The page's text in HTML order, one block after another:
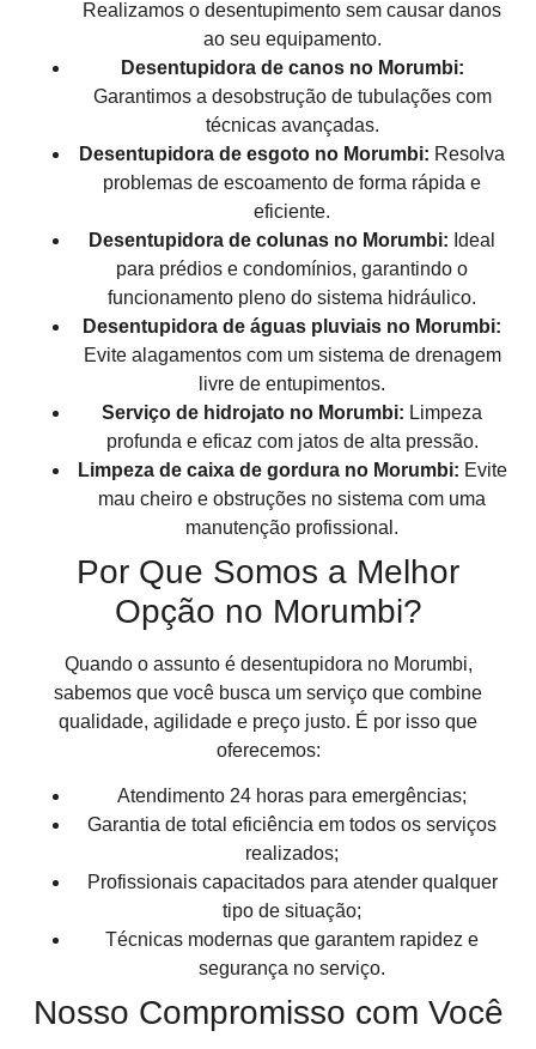
Realizamos o desentupimento sem causar danos
ao seu equipamento.
Desentupidora de canos no Morumbi:
Garantimos a desobstrução de tubulações com
técnicas avançadas.
Desentupidora de esgoto no Morumbi: Resolva
problemas de escoamento de forma rápida e
eficiente.
Desentupidora de colunas no Morumbi: Ideal
para prédios e condomínios, garantindo o
funcionamento pleno do sistema hidráulico.
Desentupidora de águas pluviais no Morumbi:
Evite alagamentos com um sistema de drenagem
livre de entupimentos.
Serviço de hidrojato no Morumbi: Limpeza
profunda e eficaz com jatos de alta pressão.
Limpeza de caixa de gordura no Morumbi: Evite
mau cheiro e obstruções no sistema com uma
manutenção profissional.
Por Que Somos a Melhor
Opção no Morumbi?
Quando o assunto é desentupidora no Morumbi,
sabemos que você busca um serviço que combine
qualidade, agilidade e preço justo. É por isso que
oferecemos:
Atendimento 24 horas para emergências;
Garantia de total eficiência em todos os serviços
realizados;
Profissionais capacitados para atender qualquer
tipo de situação;
Técnicas modernas que garantem rapidez e
segurança no serviço.
Nosso Compromisso com Você